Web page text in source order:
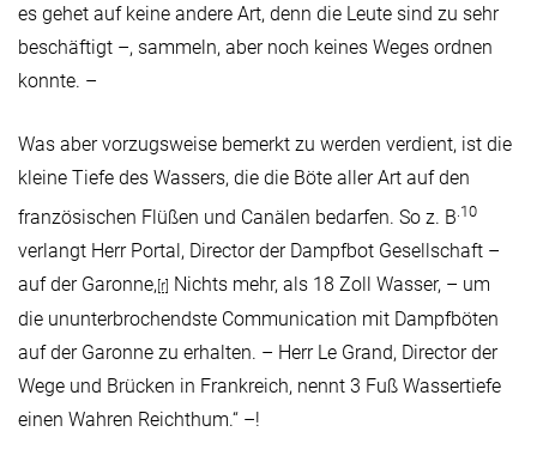
es gehet auf keine andere Art, denn die Leute sind zu sehr
beschäftigt –, sammeln, aber noch keines Weges ordnen
konnte. –
Was aber vorzugsweise bemerkt zu werden verdient, ist die
kleine Tiefe des Wassers, die die Böte aller Art auf den
französischen Flüßen und Canälen bedarfen. So z. B .10
verlangt Herr Portal, Director der Dampfbot Gesellschaft –
auf der Garonne, [r] Nichts mehr, als 18 Zoll Wasser, – um
die ununterbrochendste Communication mit Dampfböten
auf der Garonne zu erhalten. – Herr Le Grand, Director der
Wege und Brücken in Frankreich, nennt 3 Fuß Wassertiefe
einen Wahren Reichthum.“ –!